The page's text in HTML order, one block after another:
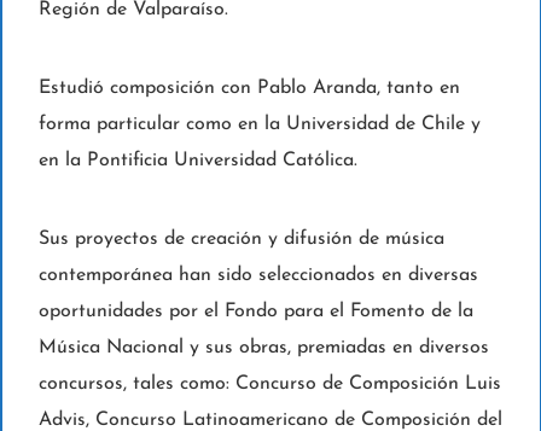
Región de Valparaíso.
Estudió composición con Pablo Aranda, tanto en
forma particular como en la Universidad de Chile y
en la Pontificia Universidad Católica.
Sus proyectos de creación y difusión de música
contemporánea han sido seleccionados en diversas
oportunidades por el Fondo para el Fomento de la
Música Nacional y sus obras, premiadas en diversos
concursos, tales como: Concurso de Composición Luis
Advis, Concurso Latinoamericano de Composición del